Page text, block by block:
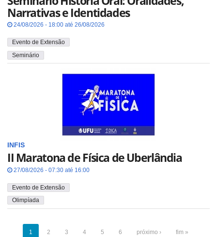
Narrativas e Identidades
24/08/2026 - 18:00 até 26/08/2026
Evento de Extensão
Seminário
INFIS
II Maratona de Física de Uberlândia
27/08/2026 - 07:30 até 16:00
Evento de Extensão
Olimpíada
1 2 3 4 5 6 próximo › fim »